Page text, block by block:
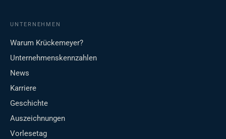
UNTERNEHMEN
Warum Krückemeyer?
Unternehmenskennzahlen
News
Karriere
Geschichte
Auszeichnungen
Vorlesetag